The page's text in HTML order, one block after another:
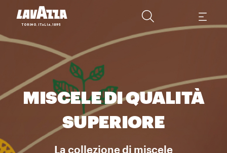
MISCELE DI QUALITÀ
SUPERIORE
La collezione di miscele